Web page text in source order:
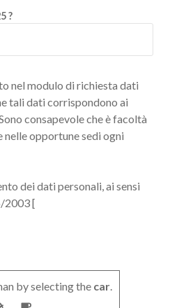
?
nel modulo di richiesta dati
tali dati corrispondono ai
consapevole che è facoltà
opportune sedi ogni
dei dati personali, ai sensi
2003 [
by selecting the car